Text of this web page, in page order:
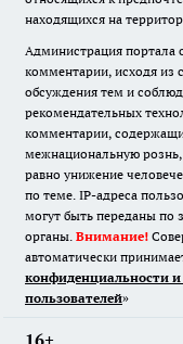
находящихся на
Администрация портала
комментарии, исходя из
обсуждения тем и
рекомендательных
комментарии,
межнациональную
равно унижение
по теме. IP-адреса
могут быть переданы по
органы. Внимание!
автоматически
конфиденциальности
пользователей»
16+